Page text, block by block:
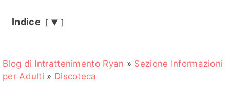
Indice ▼
Blog di Intrattenimento Ryan » Sezione Informazioni
per Adulti » Discoteca